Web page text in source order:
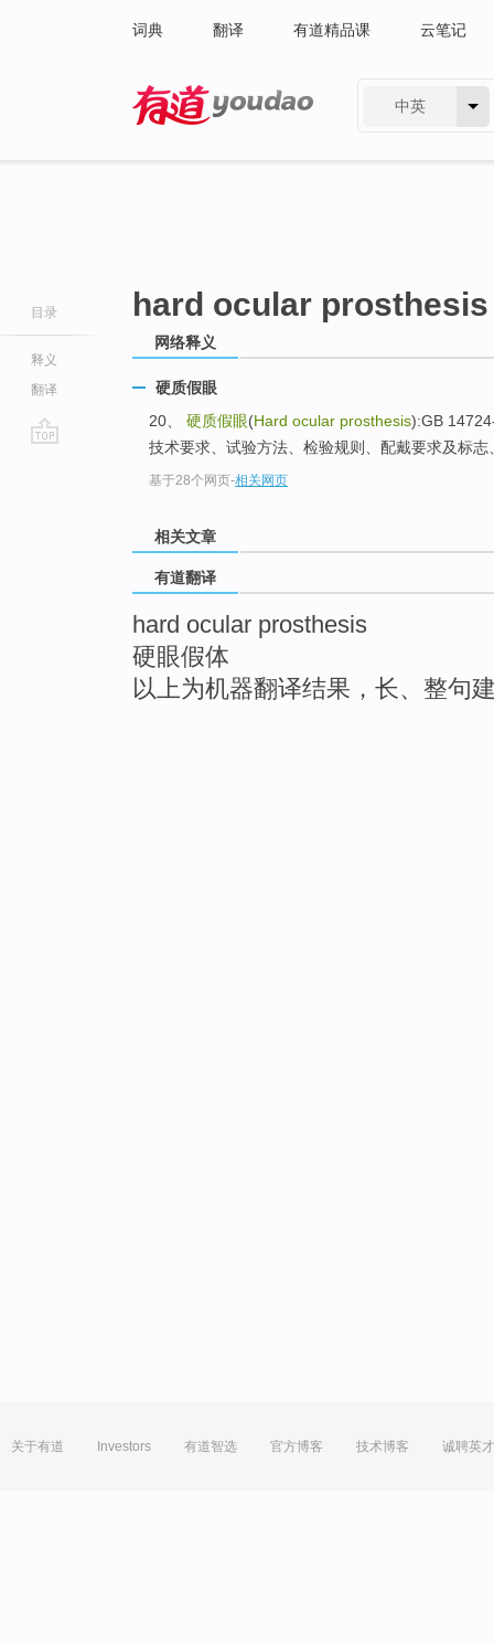
词典 翻译 有道精品课 云笔记
中英
目录
释义
翻译
hard ocular prosthesis
网络释义
硬质假眼
20、 硬质假眼(Hard ocular prosthesis):GB
技术要求、试验方法、检验规则、配戴要求及标
基于28个网页-相关网页
相关文章
有道翻译
hard ocular prosthesis
硬眼假体
以上为机器翻译结果，长、整句
关于有道 Investors 有道智选 官方博客 技术博客 诚聘英才